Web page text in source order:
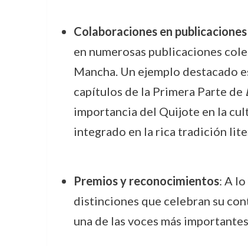
Colaboraciones en
en numerosas publicaciones
Mancha. Un ejemplo destacado
capítulos de la Primera Parte de
importancia del Quijote en la
integrado en la rica tradición
Premios y reconocimientos: A
distinciones que celebran su
una de las voces más